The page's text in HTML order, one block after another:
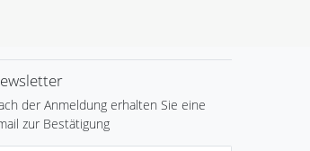
der Anmeldung erhalten Sie eine
zur Bestätigung